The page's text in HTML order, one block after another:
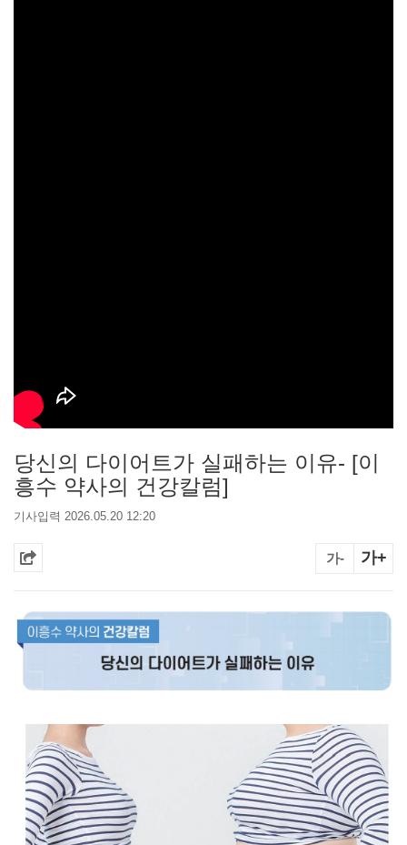
당신의 다이어트가 실패하는 이유- [이
흥수 약사의 건강칼럼]
기사입력 2026.05.20 12:20
가- 가+